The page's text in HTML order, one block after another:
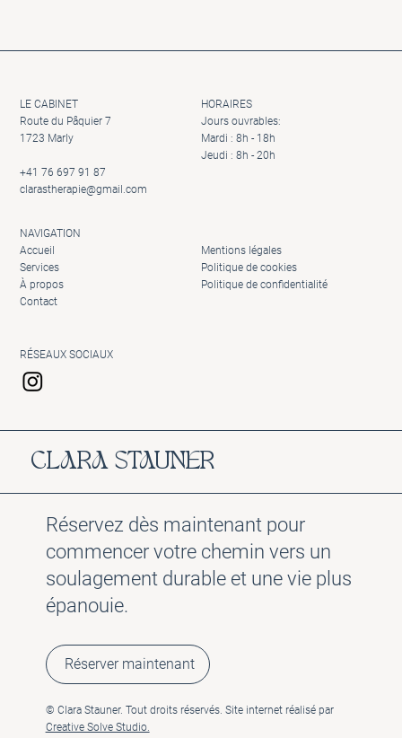
Mentions légales
Politique de cookies
Politique de confidentialité
© Clara Stauner. Tout droits réservés. Site internet réalisé par
Creative Solve Studio.
Réserver maintenant
Réservez dès maintenant pour
commencer votre chemin vers un
soulagement durable et une vie plus
épanouie.
CLARA STAUNER
RÉSEAUX SOCIAUX
NAVIGATION
Accueil
Services
À propos
Contact
HORAIRES
Jours ouvrables:
Mardi : 8h - 18h
Jeudi : 8h - 20h
LE CABINET
Route du Pâquier 7
1723 Marly
+41 76 697 91 87
clarastherapie@gmail.com